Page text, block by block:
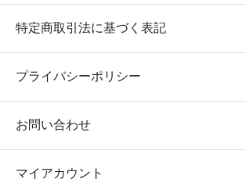
特定商取引法に基づく表記
プライバシーポリシー
お問い合わせ
マイアカウント